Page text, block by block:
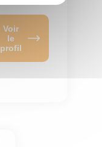
Voir
le
profil